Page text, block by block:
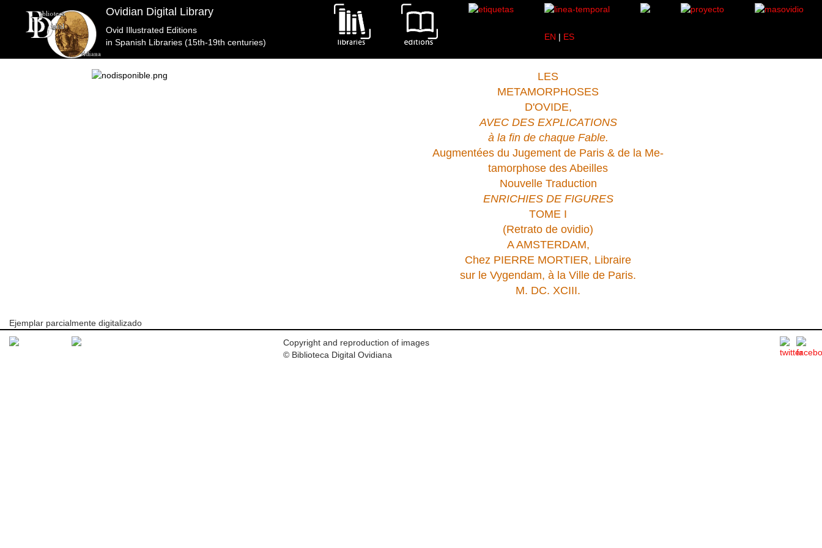
Ovidian Digital Library
Ovid Illustrated Editions
in Spanish Libraries (15th-19th centuries)
EN | ES
LES
METAMORPHOSES
D'OVIDE,
AVEC DES EXPLICATIONS
à la fin de chaque Fable.
Augmentées du Jugement de Paris & de la Me-
tamorphose des Abeilles
Nouvelle Traduction
ENRICHIES DE FIGURES
TOME I
(Retrato de ovidio)
A AMSTERDAM,
Chez PIERRE MORTIER, Libraire
sur le Vygendam, à la Ville de Paris.
M. DC. XCIII.
Ejemplar parcialmente digitalizado
Copyright and reproduction of images
© Biblioteca Digital Ovidiana